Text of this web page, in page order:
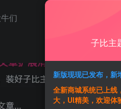
们
子比主
新版现现已发布，新
全新商城系统已上线
大，UI精美，欢迎体